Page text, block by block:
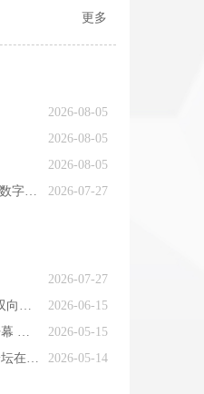
更多
2026-08-05
2026-08-05
2026-08-05
2026-07-27
APEC数字周走进成都 中国西部释放数字经济合作新机遇
2026-07-27
2026-06-15
第十二届上交会促动中外创新技术“双向奔赴”
2026-05-15
2026成都国际友城合作与发展大会开幕 成都以友城为桥，与世界双向奔赴
2026-05-14
第三届海峡两岸中华文化峰会文学论坛在京举行